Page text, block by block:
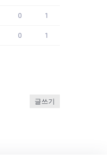
0 1
0 1
글쓰기